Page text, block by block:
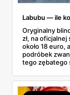
Labubu — ile
Oryginalny
zł, na
około 18 euro,
podróbek
tego zębatego
kosztuje i po
podróbki.